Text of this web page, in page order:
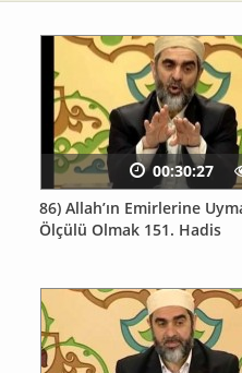
86) Allah’ın Emirlerine
Ölçülü Olmak 151. Hadis
00:30:27